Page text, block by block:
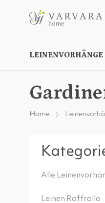
LEINENVORHÄNGE
Home
Alle
Leinen Raffrollo